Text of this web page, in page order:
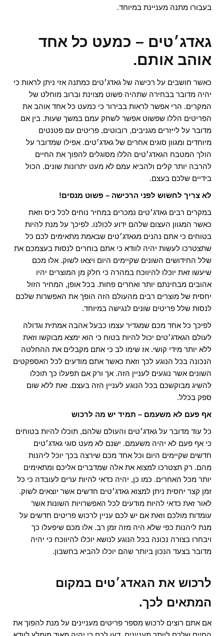
בעבורו מתנה מעניינת במיוחד.
גאדג׳טים – כמעט כל אחד
אוהב אותם.
כאשר חושבים על רכישה של גאדג׳טים כמתנה אזי ניתן לראות כי
יהיה מדובר בבחירה שתהיה פשוט מצוינת וברוב מוחלט של
המקרים. הרי אפשר לראות בבירור כי כמעט כל אחד אוהב את
הפריטים הללו שפשוט אפשר לשחק עמם במשך שעות. בין אם
מדובר על לייזרים מגניבים, רובוטים, פריטים עם פטנטים
מיוחדים ומגוון סוגים אחרים של גאדג׳טים. אפילו שמדובר על
הולך המטבח הגאדג׳טים הללו מסוגלים להפוך את החיים
להרבה יותר קלים ולהביא עמם לא מעט יתרונות שונים. הכול
בידיים שלכם בעצם.
לא צריך לחשוש לפני הרכישה – פשוט מנסים!
במקרים רבים גאדג׳טים נמכרים במחיר נוחים לכל כיס וזאת
כאשר המגוון העצום שלהם ידוע לכולנו. לפיכך על מנת להיות
בטוחים כי אתם נהנים מגאדג׳טים שבאמת מתאימים לכם כל
שתצטרכו לעשות יהיה לוודא כי אתם בוחרים לנסות בעצמכם את
שלל החידושים השונים שקיימים היום ויצאו לשוק. אלו מכם
שיעשו זאת יוכלו להיווכח במהרה כי חלק מן המוצרים יהיו
אהובים מבחינתם יותר ואחרים פחות. בכל אופן, המחיר הזול
יחסית של מוצרים רבים מהעולם הזה הופך את האפשרות שלכם
לנסות שלל פריטים שונים לנגישה במיוחד.
לפיכך כל אחד מכם שמגדיר עצמו כבעל אהבה אמתית וגדולה
לעולם הגאדג׳טים יכול להיות בטוח כי הוא ימצא מבוקשו וזאת
ללא יותר מידי קושי. אז שימו לב כי אתם מקבלים את ההחלטה
הנכונה בכל הנוגע לכך וזאת כאשר אתם מודעים לכל האספקטים
השונים אשר נוגעים לעניין הזה. אך ורק אם תפעלו כך תוכלו
להשיג מבוקשכם בכל הנוגע לעניין הזה בעצם. זאת ללא שום
ספק בכלל.
אף פעם לא משעמם – תמיד יש מה לרכוש
כל עוד מדובר על גאדג׳טים והעולם שלהם, תוכלו להיות בטוחים
כי אף פעם לא יהיה משעמם. ישנם לא מעט סוגי גאדג׳טים
חדשים שקיימים היום וכל אחד מכם שירצה בכך יוכל ליהנות
מהם. רק תצטרכו למצוא את אלה שמדברים אליכם ומתאימים
יותר מכל האחרים. כמו כן, יהיה כדאי להיות ערים לעובדה כי כל
זמן קצר יחסית ניתן למצוא גאדג׳טים חדשים אשר יוצאים לשוק.
לאור זאת כדאי להיות מודעים לכל האפשרויות השונות אשר
עומדות מולכם וזאת אם יש לכם עניין לרכוש פריטים חדשים על
מנת ליהנות כפי שלא היה מזה זמן רב. אלו מכם שיפעלו כך
ויבחרו בצורה נכונה בכל הנוגע לנושא יוכלו להיווכח כי יהיה
מדובר בצעד הנכון ביותר שהם יוכלו להביא בחשבון.
לרכוש את הגאדג׳טים במקום
המתאים לכך.
אם אתם רוצים לרכוש מספר פריטים מעניינים על מנת להפוך את